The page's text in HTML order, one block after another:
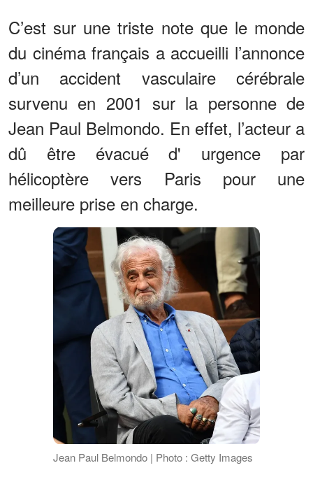
C’est sur une triste note que le monde
du cinéma français a accueilli l’annonce
d’un accident vasculaire cérébrale
survenu en 2001 sur la personne de
Jean Paul Belmondo. En effet, l’acteur a
dû être évacué d' urgence par
hélicoptère vers Paris pour une
meilleure prise en charge.
Jean Paul Belmondo | Photo : Getty Images